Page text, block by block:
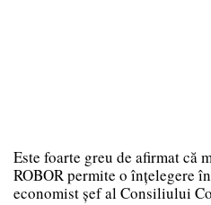
Este foarte greu de afirmat că
ROBOR permite o înțelegere
economist șef al Consiliului